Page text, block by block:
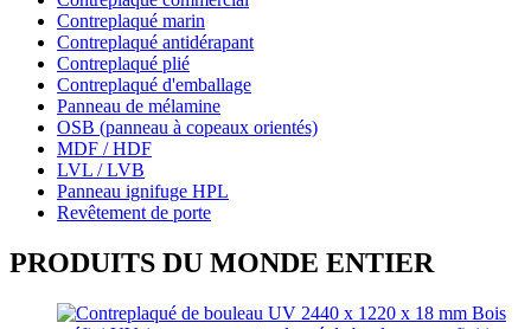
Contreplaqué marin
Contreplaqué antidérapant
Contreplaqué plié
Contreplaqué d'emballage
Panneau de mélamine
OSB (panneau à copeaux orientés)
MDF / HDF
LVL / LVB
Panneau ignifuge HPL
Revêtement de porte
PRODUITS DU MONDE ENTIER